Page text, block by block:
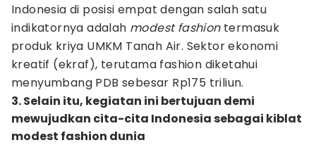
Indonesia di posisi empat dengan salah satu
indikatornya adalah modest fashiontermasuk
produk kriya UMKM Tanah Air. Sektor ekonomi
kreatif (ekraf), terutama fashion diketahui
menyumbang PDB sebesar Rp175 triliun.
3. Selain itu, kegiatan ini bertujuan demi
mewujudkan cita-cita Indonesia sebagai kiblat
modest fashion dunia